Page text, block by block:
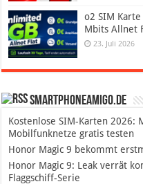
o2 SIM
Mbits Allnet
23. Juli 2026
SmartphoneAmigo.de
Kostenlose SIM-Karten 2026:
Mobilfunknetze gratis testen
Honor Magic 9 bekommt
Honor Magic 9: Leak verrät
Flaggschiff-Serie